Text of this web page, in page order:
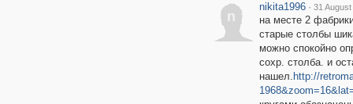
n
nikita1996 · 31
на месте 2
старые столбы
можно спокойно
сохр. столба. и
нашел. http://